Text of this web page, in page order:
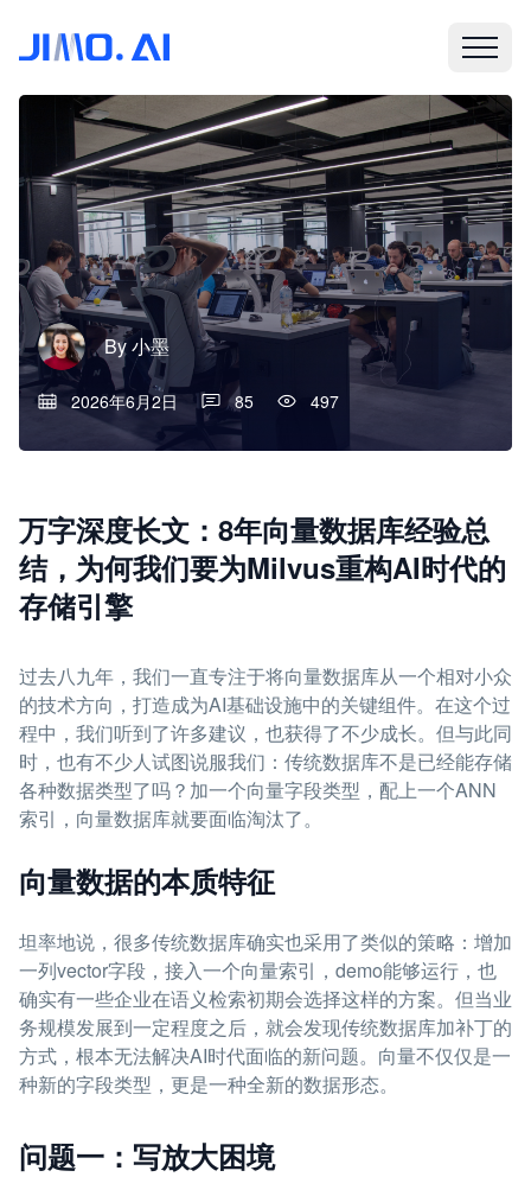
By小墨
2026年6月2日 85 497
万字深度长文：8年向量数据库经验总
结，为何我们要为Milvus重构AI时代的
存储引擎
过去八九年，我们一直专注于将向量数据库从一个相对小众
的技术方向，打造成为AI基础设施中的关键组件。在这个过
程中，我们听到了许多建议，也获得了不少成长。但与此同
时，也有不少人试图说服我们：传统数据库不是已经能存储
各种数据类型了吗？加一个向量字段类型，配上一个ANN
索引，向量数据库就要面临淘汰了。
向量数据的本质特征
坦率地说，很多传统数据库确实也采用了类似的策略：增加
一列vector字段，接入一个向量索引，demo能够运行，也
确实有一些企业在语义检索初期会选择这样的方案。但当业
务规模发展到一定程度之后，就会发现传统数据库加补丁的
方式，根本无法解决AI时代面临的新问题。向量不仅仅是一
种新的字段类型，更是一种全新的数据形态。
问题一：写放大困境